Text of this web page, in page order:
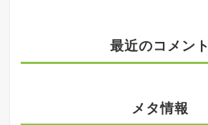
最近のコメント
メタ情報